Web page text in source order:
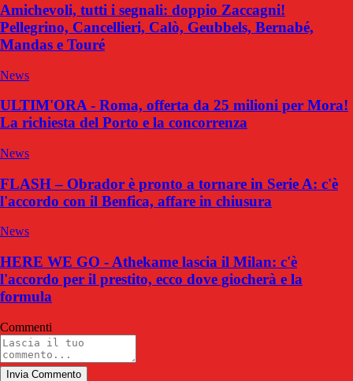
Amichevoli, tutti i segnali: doppio Zaccagni!
Pellegrino, Cancellieri, Calò, Geubbels, Bernabé,
Mandas e Touré
News
ULTIM'ORA - Roma, offerta da 25 milioni per Mora!
La richiesta del Porto e la concorrenza
News
FLASH – Obrador è pronto a tornare in Serie A: c'è
l'accordo con il Benfica, affare in chiusura
News
HERE WE GO - Athekame lascia il Milan: c'è
l'accordo per il prestito, ecco dove giocherà e la
formula
Commenti
Invia Commento